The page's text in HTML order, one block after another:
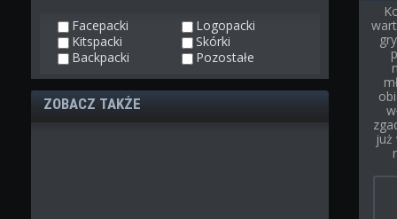
Facepacki
Logopacki
Kitspacki
Skórki
Backpacki
Pozostałe
ZOBACZ TAKŻE
już